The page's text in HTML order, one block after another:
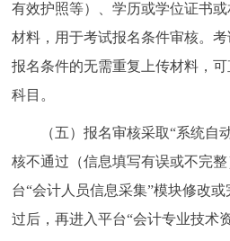
有效护照等）、学历或学位证书
材料，用于考试报名条件审核。
报名条件的无需重复上传材料，
科目。
（五）报名审核采取“系统自
核不通过（信息填写有误或不完
台“会计人员信息采集”模块修改
过后，再进入平台“会计专业技术